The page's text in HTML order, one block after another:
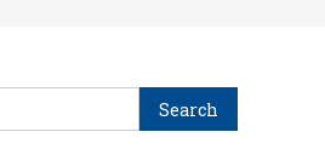
Search
for: